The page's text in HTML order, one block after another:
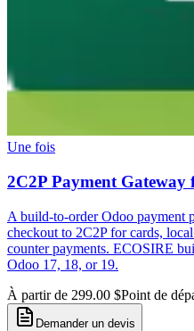
Une fois
2C2P Payment Gateway
A build-to-order Odoo payment
checkout to 2C2P for cards,
counter payments. ECOSIRE
Odoo 17, 18, or 19.
À partir de 299.00 $Point de
Demander un devis